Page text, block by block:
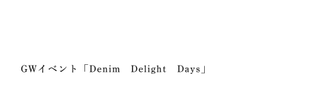
GWイベント「Denim Delight Days」